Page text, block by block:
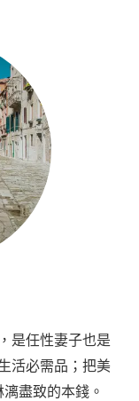
是任性妻子也是
活必需品；把美
盡致的本錢。